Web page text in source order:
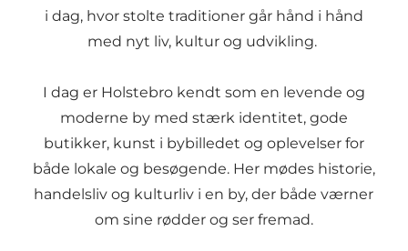
i dag, hvor stolte traditioner går hånd i hånd
med nyt liv, kultur og udvikling.
I dag er Holstebro kendt som en levende og
moderne by med stærk identitet, gode
butikker, kunst i bybilledet og oplevelser for
både lokale og besøgende. Her mødes historie,
handelsliv og kulturliv i en by, der både værner
om sine rødder og ser fremad.